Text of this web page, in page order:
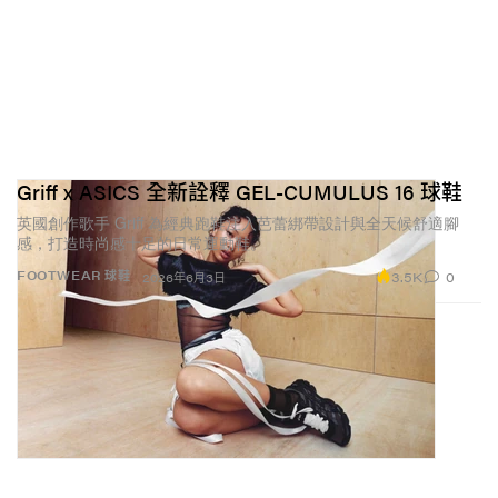
FOOTWEAR 球鞋
Griff x ASICS 全新詮釋 GEL-CUMULUS 16 球鞋
英國創作歌手 Griff 為經典跑鞋注入芭蕾綁帶設計與全天候舒適腳
感，打造時尚感十足的日常運動鞋。
2026年6月3日 3.5K 0